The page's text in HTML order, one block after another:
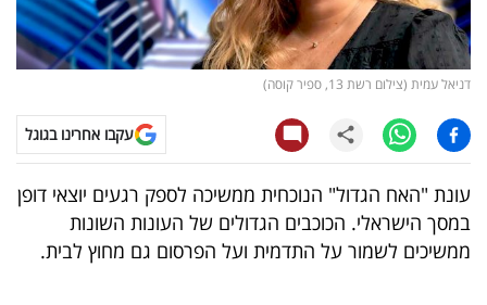
קריפטו
ויראלי
טלוויזיה
עסקי
ספורט
דניאל עמית (צילום רשת 13, ספיר קוסה)
עקבו אחרינו בגוגל
עונת "האח הגדול" הנוכחית ממשיכה לספק רגעים יוצאי דופן
במסך הישראלי. הכוכבים הגדולים של העונות השונות
ממשיכים לשמור על התדמית ועל הפרסום גם מחוץ לבית.